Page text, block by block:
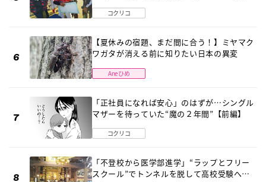
コクリコ
【夏休みの宿題、まだ間に合う！】ミヤマク
ワガタが消える前に知りたい日本の異変
Aneひめ
「正社員になれば安心」のはずが…シングル
マザーを待っていた“魔の２年間”【前編】
コクリコ
「不登校から医学部進学」“ラップとフリー
スクール”でトンネルを脱して高校受験へ